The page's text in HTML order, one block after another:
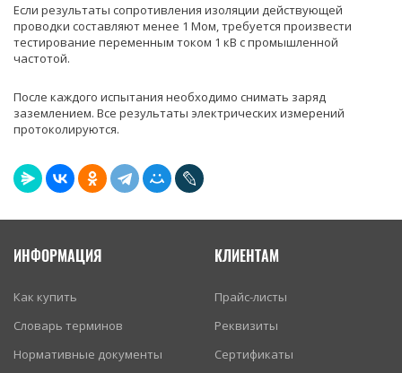
Если результаты сопротивления изоляции действующей
проводки составляют менее 1 Мом, требуется произвести
тестирование переменным током 1 кВ с промышленной
частотой.
После каждого испытания необходимо снимать заряд
заземлением. Все результаты электрических измерений
протоколируются.
ИНФОРМАЦИЯ
Как купить
Словарь терминов
Нормативные документы
КЛИЕНТАМ
Прайс-листы
Реквизиты
Сертификаты